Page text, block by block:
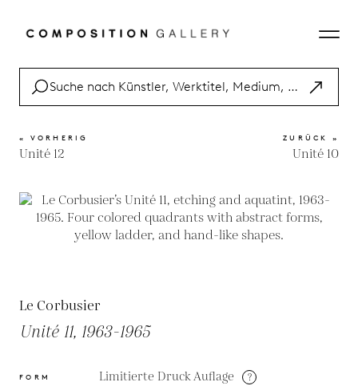
« VORHERIG
Unité 12
ZURÜCK »
Unité 10
Le Corbusier
Unité 11, 1963-1965
FORM Limitierte Druck Auflage ?